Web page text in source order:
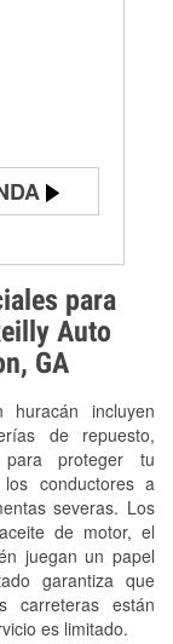
para
Auto
GA
incluyen
de repuesto,
proteger tu
conductores a
severas. Los
de motor, el
juegan un papel
garantiza que
carreteras están
es limitado.
de